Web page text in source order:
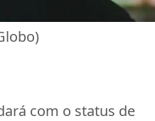
com o status de